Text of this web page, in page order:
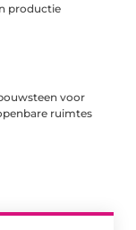
productie
voor
ruimtes